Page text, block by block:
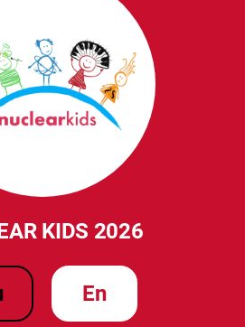
KIDS 2026
en